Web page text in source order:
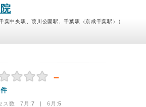
葉中央駅、葭川公園駅、千葉駅（京成千葉駅））
－
ス数 7月:7 | 6月:5